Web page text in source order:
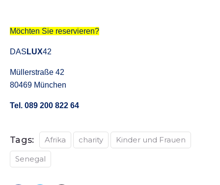
Möchten Sie reservieren?
DAS LUX42
Müllerstraße 42
80469 München
Tel. 089 200 822 64
Tags: Afrika charity Kinder und Frauen
Senegal